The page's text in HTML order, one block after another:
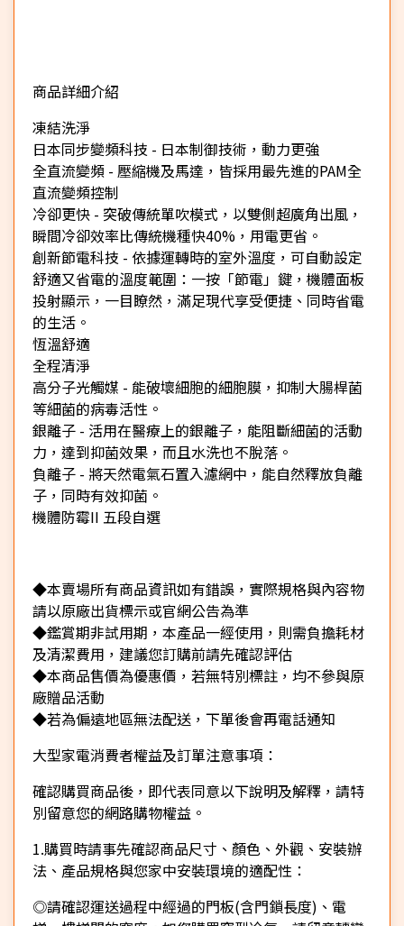
商品詳細介紹
凍結洗淨
日本同步變頻科技 - 日本制御技術，動力更強
全直流變頻 - 壓縮機及馬達，皆採用最先進的PAM全
直流變頻控制
冷卻更快 - 突破傳統單吹模式，以雙側超廣角出風，
瞬間冷卻效率比傳統機種快40%，用電更省。
創新節電科技 - 依據運轉時的室外溫度，可自動設定
舒適又省電的溫度範圍：一按「節電」鍵，機體面板
投射顯示，一目瞭然，滿足現代享受便捷、同時省電
的生活。
恆溫舒適
全程清淨
高分子光觸媒 - 能破壞細胞的細胞膜，抑制大腸桿菌
等細菌的病毒活性。
銀離子 - 活用在醫療上的銀離子，能阻斷細菌的活動
力，達到抑菌效果，而且水洗也不脫落。
負離子 - 將天然電氣石置入濾網中，能自然釋放負離
子，同時有效抑菌。
機體防霉II 五段自選
◆本賣場所有商品資訊如有錯誤，實際規格與內容物
請以原廠出貨標示或官網公告為準
◆鑑賞期非試用期，本產品一經使用，則需負擔耗材
及清潔費用，建議您訂購前請先確認評估
◆本商品售價為優惠價，若無特別標註，均不參與原
廠贈品活動
◆若為偏遠地區無法配送，下單後會再電話通知
大型家電消費者權益及訂單注意事項：
確認購買商品後，即代表同意以下說明及解釋，請特
別留意您的網路購物權益。
1.購買時請事先確認商品尺寸、顏色、外觀、安裝辦
法、產品規格與您家中安裝環境的適配性：
◎請確認運送過程中經過的門板(含門鎖長度)、電